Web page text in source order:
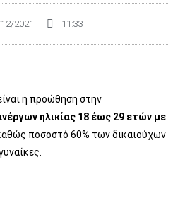
2021 11:33
η προώθηση στην
ηλικίας 18 έως 29 ετών με
ποσοστό 60% των δικαιούχων